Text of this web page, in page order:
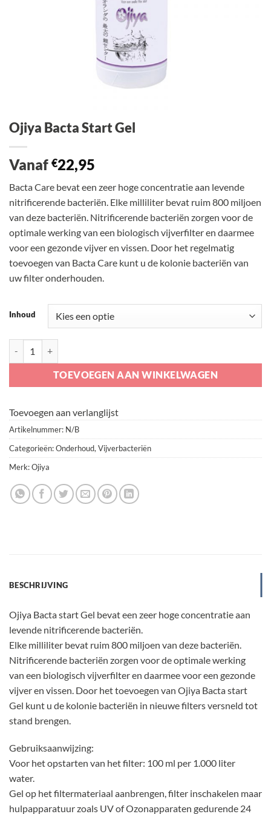
Ojiya Bacta Start Gel
Vanaf €22,95
Bacta Care bevat een zeer hoge concentratie aan levende
nitrificerende bacteriën. Elke milliliter bevat ruim 800 miljoen
van deze bacteriën. Nitrificerende bacteriën zorgen voor de
optimale werking van een biologisch vijverfilter en daarmee
voor een gezonde vijver en vissen. Door het regelmatig
toevoegen van Bacta Care kunt u de kolonie bacteriën van
uw filter onderhouden.
Inhoud
TOEVOEGEN AAN WINKELWAGEN
Toevoegen aan verlanglijst
Artikelnummer: N/B
Categorieën:Onderhoud, Vijverbacteriën
Merk:Ojiya
BESCHRIJVING
Ojiya Bacta start Gel bevat een zeer hoge concentratie aan
levende nitrificerende bacteriën.
Elke milliliter bevat ruim 800 miljoen van deze bacteriën.
Nitrificerende bacteriën zorgen voor de optimale werking
van een biologisch vijverfilter en daarmee voor een gezonde
vijver en vissen. Door het toevoegen van Ojiya Bacta start
Gel kunt u de kolonie bacteriën in nieuwe filters versneld tot
stand brengen.
Gebruiksaanwijzing:
Voor het opstarten van het filter: 100 ml per 1.000 liter
water.
Gel op het filtermateriaal aanbrengen, filter inschakelen maar
hulpapparatuur zoals UV of Ozonapparaten gedurende 24